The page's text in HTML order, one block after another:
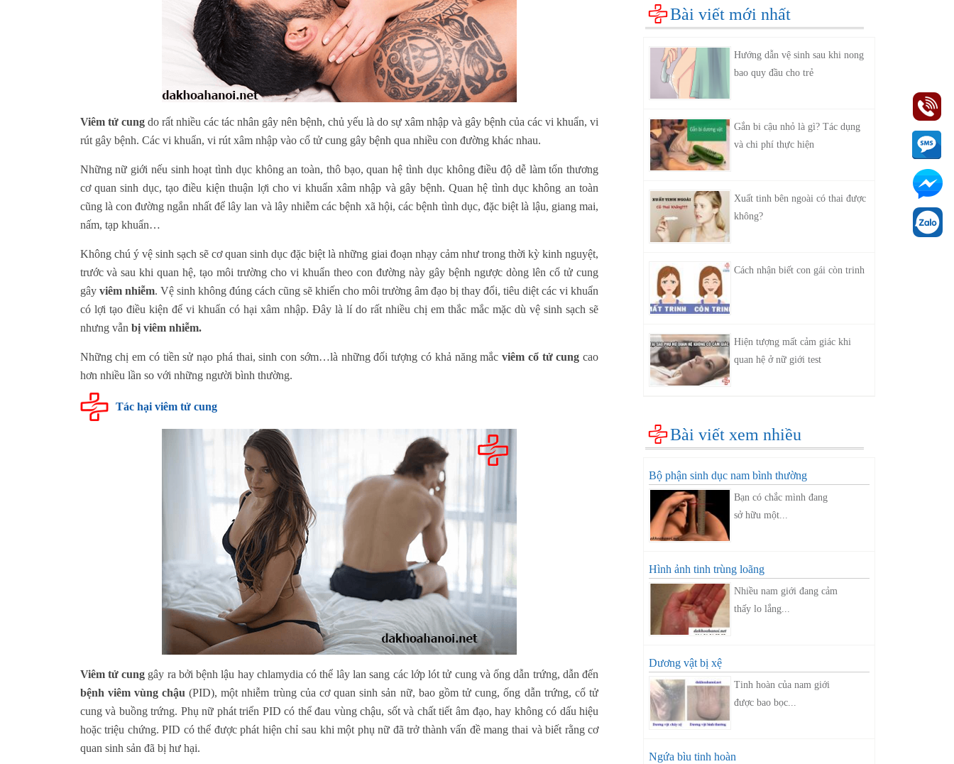
Viêm tử cungdo rất nhiều các tác nhân gây nên bệnh, chủ yếu là do sự xâm nhập và gây bệnh của các vi khuẩn, vi
rút gây bệnh. Các vi khuẩn, vi rút xâm nhập vào cổ tử cung gây bệnh qua nhiều con đường khác nhau.
Những nữ giới nếu sinh hoạt tình dục không an toàn, thô bạo, quan hệ tình dục không điều độ dễ làm tổn thương
cơ quan sinh dục, tạo điều kiện thuận lợi cho vi khuẩn xâm nhập và gây bệnh. Quan hệ tình dục không an toàn
cũng là con đường ngắn nhất để lây lan và lây nhiễm các bệnh xã hội, các bệnh tình dục, đặc biệt là lậu, giang mai,
nấm, tạp khuẩn…
Không chú ý vệ sinh sạch sẽ cơ quan sinh dục đặc biệt là những giai đoạn nhạy cảm như trong thời kỳ kinh nguyệt,
trước và sau khi quan hệ, tạo môi trường cho vi khuẩn theo con đường này gây bệnh ngược dòng lên cổ tử cung
gâyviêm nhiễm. Vệ sinh không đúng cách cũng sẽ khiến cho môi trường âm đạo bị thay đổi, tiêu diệt các vi khuẩn
có lợi tạo điều kiện để vi khuẩn có hại xâm nhập. Đây là lí do rất nhiều chị em thắc mắc mặc dù vệ sinh sạch sẽ
nhưng vẫn bị viêm nhiễm.
Những chị em có tiền sử nạo phá thai, sinh con sớm…là những đối tượng có khả năng mắcviêm cổ tử cung cao
hơn nhiều lần so với những người bình thường.
Tác hại viêm tử cung
Viêm tử cung gây ra bởi bệnh lậu hay chlamydia có thể lây lan sang các lớp lót tử cung và ống dẫn trứng, dẫn đến
bệnh viêm vùng chậu (PID), một nhiễm trùng của cơ quan sinh sản nữ, bao gồm tử cung, ống dẫn trứng, cổ tử
cung và buồng trứng. Phụ nữ phát triển PID có thể đau vùng chậu, sốt và chất tiết âm đạo, hay không có dấu hiệu
hoặc triệu chứng. PID có thể được phát hiện chỉ sau khi một phụ nữ đã trở thành vấn đề mang thai và biết rằng cơ
quan sinh sản đã bị hư hại.
Bài viết mới nhất
Hướng dẫn vệ sinh sau khi nong
bao quy đầu cho trẻ
Gắn bi cậu nhỏ là gì? Tác dụng
và chi phí thực hiện
Xuất tinh bên ngoài có thai được
không?
Cách nhận biết con gái còn trinh
Hiện tượng mất cảm giác khi
quan hệ ở nữ giới test
Bài viết xem nhiều
Bộ phận sinh dục nam bình thường
Bạn có chắc mình đang
sở hữu một...
Hình ảnh tinh trùng loãng
Nhiều nam giới đang cảm
thấy lo lắng...
Dương vật bị xệ
Tinh hoàn của nam giới
được bao bọc...
Ngứa bìu tinh hoàn